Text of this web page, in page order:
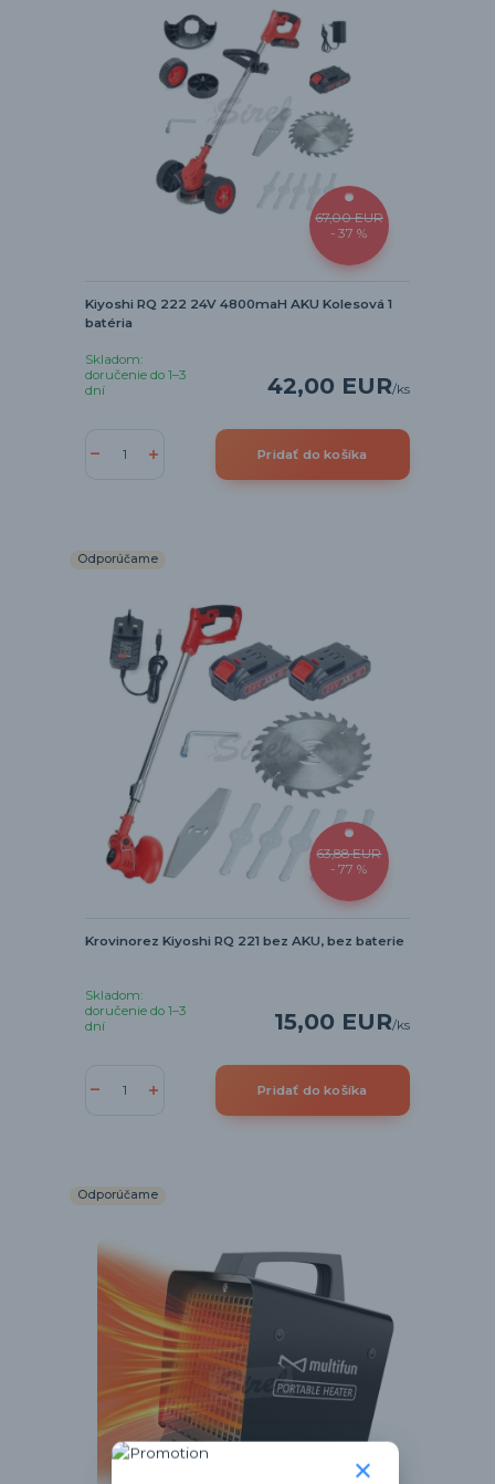
67,00 EUR
- 37 %
Kiyoshi RQ 222 24V 4800maH AKU Kolesová 1
batéria
42,00 EUR/ks
Skladom:
doručenie do 1–3
dní
Pridať do košíka
Odporúčame
63,88 EUR
- 77 %
Krovinorez Kiyoshi RQ 221 bez AKU, bez baterie
15,00 EUR/ks
Skladom:
doručenie do 1–3
dní
Pridať do košíka
Odporúčame